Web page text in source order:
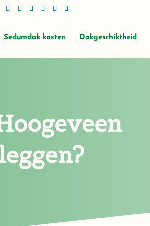
Sedumdak kosten Dakgeschiktheid